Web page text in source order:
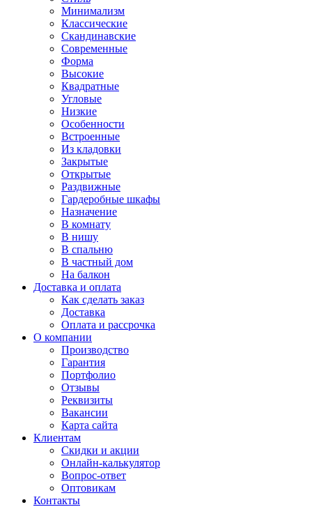
Минимализм
Классические
Скандинавские
Современные
Форма
Высокие
Квадратные
Угловые
Низкие
Особенности
Встроенные
Из кладовки
Закрытые
Открытые
Раздвижные
Гардеробные шкафы
Назначение
В комнату
В нишу
В спальню
В частный дом
На балкон
Доставка и оплата
Как сделать заказ
Доставка
Оплата и рассрочка
О компании
Производство
Гарантия
Портфолио
Отзывы
Реквизиты
Вакансии
Карта сайта
Клиентам
Скидки и акции
Онлайн-калькулятор
Вопрос-ответ
Оптовикам
Контакты